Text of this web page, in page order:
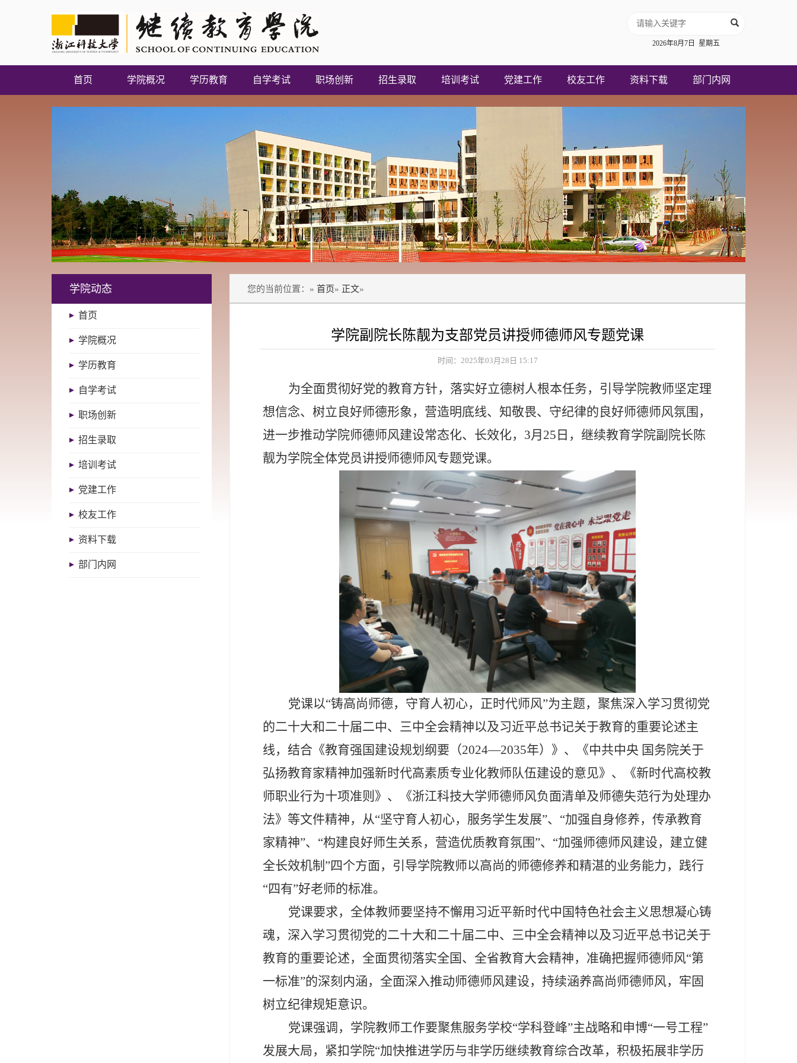
2026年8月7日 星期五
首页 学院概况 学历教育 自学考试 职场创新 招生录取 培训考试 党建工作 校友工作 资料下载 部门内网
学院动态
首页
学院概况
学历教育
自学考试
职场创新
招生录取
培训考试
党建工作
校友工作
资料下载
部门内网
您的当前位置：» 首页» 正文»
学院副院长陈靓为支部党员讲授师德师风专题党课
时间：2025年03月28日 15:17
为全面贯彻好党的教育方针，落实好立德树人根本任务，引导学院教师坚定理
想信念、树立良好师德形象，营造明底线、知敬畏、守纪律的良好师德师风氛围，
进一步推动学院师德师风建设常态化、长效化， 3月 25 日，继续教育学院副院长陈
靓为学院全体党员讲授师德师风专题党课。
党课以“铸高尚师德，守育人初心，正时代师风”为主题，聚焦深入学习贯彻党
的二十大和二十届二中、三中全会精神以及习近平总书记关于教育的重要论述主
线，结合《教育强国建设规划纲要（2024—2035年）》、《中共中央 国务院关于
弘扬教育家精神加强新时代高素质专业化教师队伍建设的意见》、《新时代高校教
师职业行为十项准则》、《浙江科技大学师德师风负面清单及师德失范行为处理办
法》等文件精神，从“坚守育人初心，服务学生发展”、“加强自身修养，传承教育
家精神”、“构建良好师生关系，营造优质教育氛围”、“加强师德师风建设，建立健
全长效机制”四个方面，引导学院教师以高尚的师德修养和精湛的业务能力，践行
“四有”好老师的标准。
党课要求，全体教师要坚持不懈用习近平新时代中国特色社会主义思想凝心铸
魂，深入学习贯彻党的二十大和二十届二中、三中全会精神以及习近平总书记关于
教育的重要论述，全面贯彻落实全国、全省教育大会精神，准确把握师德师风“第
一标准”的深刻内涵，全面深入推动师德师风建设，持续涵养高尚师德师风，牢固
树立纪律规矩意识。
党课强调，学院教师工作要聚焦服务学校“学科登峰”主战略和申博“一号工程”
发展大局，紧扣学院“加快推进学历与非学历继续教育综合改革，积极拓展非学历